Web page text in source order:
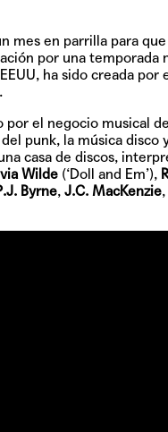
mes en parrilla para
por una temporada
ha sido creada por
el negocio musical
punk, la música
casa de discos,
Wilde(‘Doll and Em’),
Byrne, J.C. MacKenzie,